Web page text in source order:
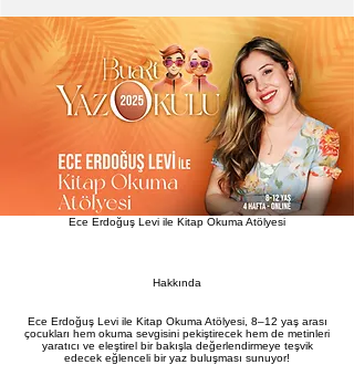
Ece Erdoğuş Levi ile Kitap Okuma Atölyesi
Hakkında
Ece Erdoğuş Levi ile Kitap Okuma Atölyesi, 8–12 yaş arası
çocukları hem okuma sevgisini pekiştirecek hem de metinleri
yaratıcı ve eleştirel bir bakışla değerlendirmeye teşvik
edecek eğlenceli bir yaz buluşması sunuyor!